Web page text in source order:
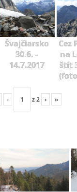
Švajčiarsko
30.6. -
14.7.2017
Cez
na
štít
‹ z2 › »